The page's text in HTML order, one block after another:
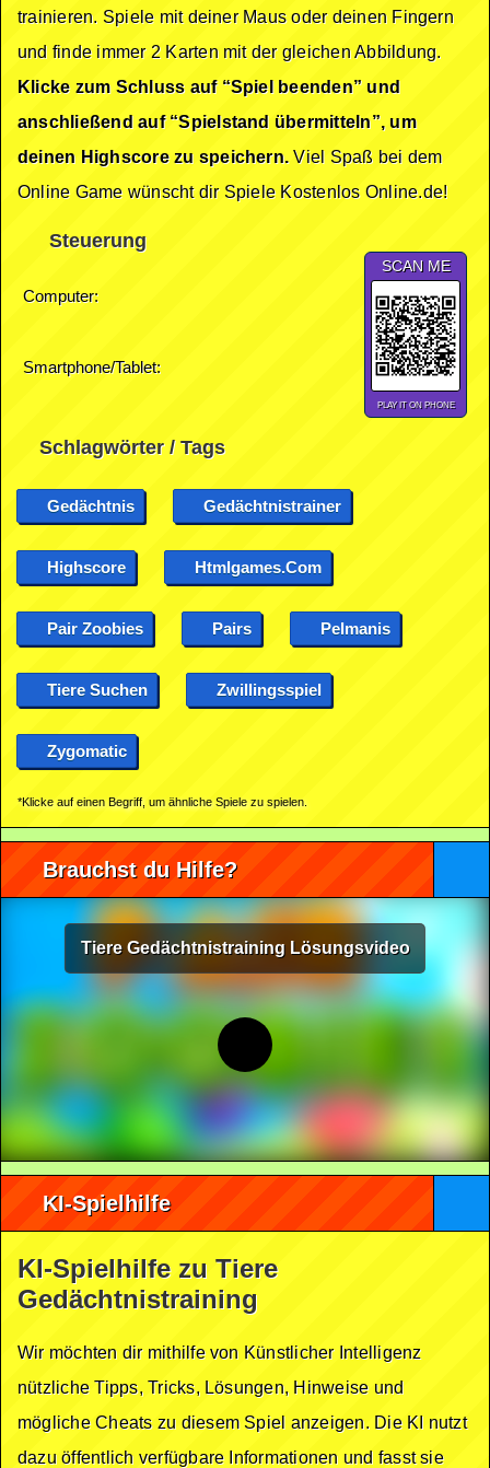
trainieren. Spiele mit deiner Maus oder deinen Fingern
und finde immer 2 Karten mit der gleichen Abbildung.
Klicke zum Schluss auf “Spiel beenden” und
anschließend auf “Spielstand übermitteln”, um
deinen Highscore zu speichern. Viel Spaß bei dem
Online Game wünscht dir Spiele Kostenlos Online.de!
Steuerung
Computer:
Smartphone/Tablet:
SCAN ME
PLAY IT ON PHONE
Schlagwörter / Tags
Gedächtnis Gedächtnistrainer
Highscore Htmlgames.com
Pair Zoobies Pairs Pelmanis
Tiere Suchen Zwillingsspiel
Zygomatic
*Klicke auf einen Begriff, um ähnliche Spiele zu spielen.
Brauchst du Hilfe?
Tiere Gedächtnistraining Lösungsvideo
KI-Spielhilfe
KI-Spielhilfe zu Tiere
Gedächtnistraining
Wir möchten dir mithilfe von Künstlicher Intelligenz
nützliche Tipps, Tricks, Lösungen, Hinweise und
mögliche Cheats zu diesem Spiel anzeigen. Die KI nutzt
dazu öffentlich verfügbare Informationen und fasst sie